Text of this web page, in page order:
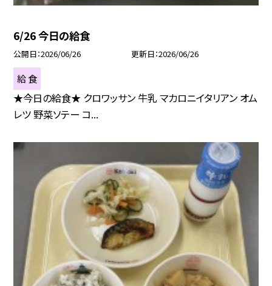
6/26 今日の給食
公開日 2026/06/26 更新日 2026/06/26
給 食
★今日の給食★ クロワッサン 牛乳 マカロニイタリアン オム
レツ 野菜ソテー コ...